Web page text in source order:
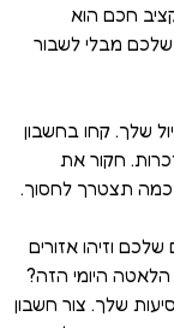
חכם הוא
מבלי לשבור
שלך. קחו בחשבון
חקור את
כמה תצטרך לחסוך.
וזיהו אזורים
היומי הזה?
שלך. צור חשבון